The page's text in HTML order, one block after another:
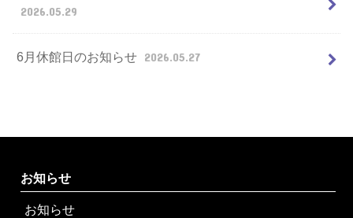
2026.05.29
6月休館日のお知らせ 2026.05.27
お知らせ
お知らせ